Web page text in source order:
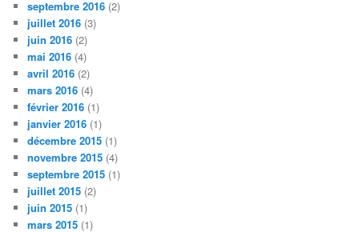
septembre 2016 (2)
juillet 2016 (3)
juin 2016 (2)
mai 2016 (4)
avril 2016 (2)
mars 2016 (4)
février 2016 (1)
janvier 2016 (1)
décembre 2015 (1)
novembre 2015 (4)
septembre 2015 (1)
juillet 2015 (2)
juin 2015 (1)
mars 2015 (1)